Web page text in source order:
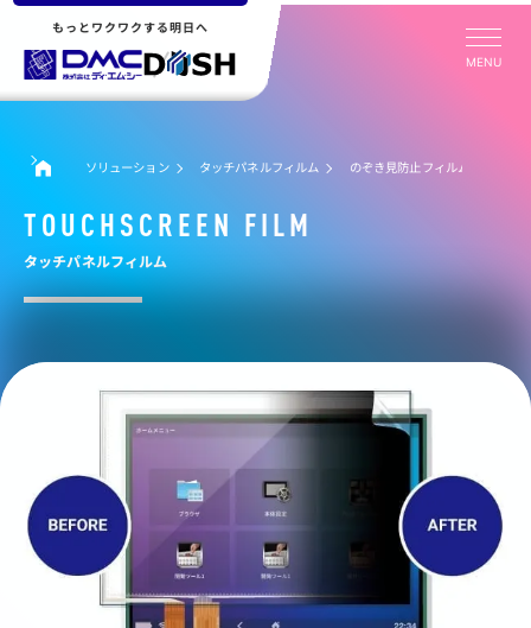
もっとワクワクする明日へ
MENU
ソリューション タッチパネルフィルム のぞき見防止フィルム
TOUCHSCREEN FILM
タッチパネルフィルム